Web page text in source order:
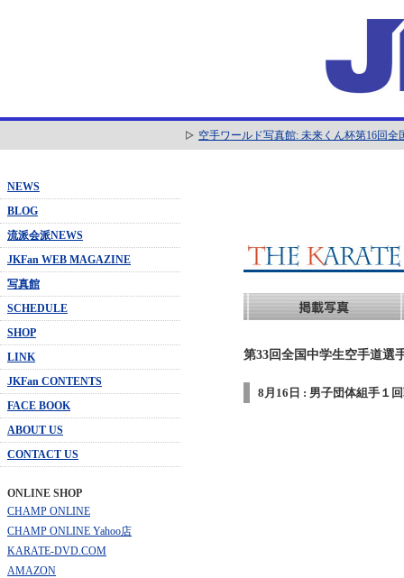
空手ワールド写真館: 未来くん杯第16回
NEWS
BLOG
流派会派NEWS
JKFan WEB MAGAZINE
写真館
SCHEDULE
SHOP
LINK
JKFan CONTENTS
FACE BOOK
ABOUT US
CONTACT US
ONLINE SHOP
CHAMP ONLINE
CHAMP ONLINE Yahoo店
KARATE-DVD.COM
AMAZON
第33回全国中学生空手道選
8月16日 : 男子団体組手１